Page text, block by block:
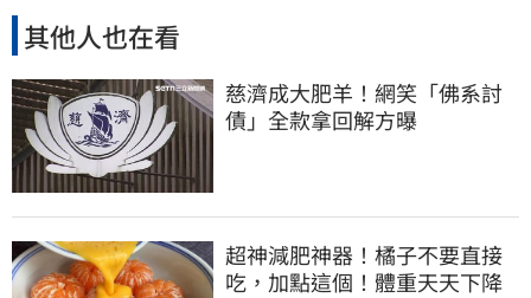
其他人也在看
慈濟成大肥羊！網笑「佛系討
債」全款拿回解方曝
超神減肥神器！橘子不要直接
吃，加點這個！體重天天下降